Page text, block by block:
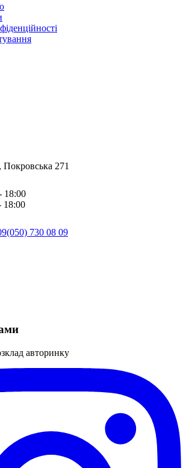
271
18:00
18:00
(050) 730 08 09
авторинку